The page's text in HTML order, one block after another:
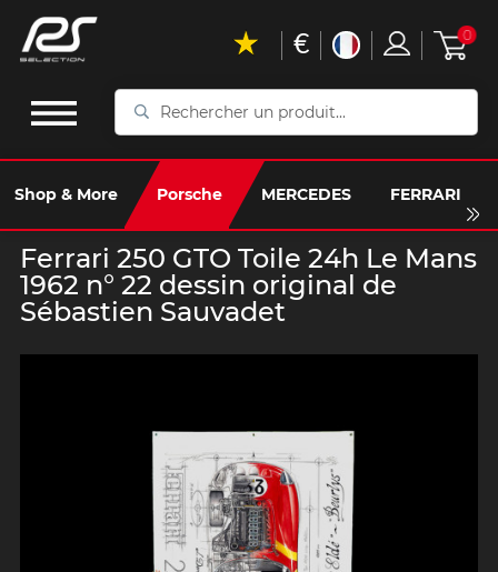
Rechercher
produit...
Shop & More Porsche MERCEDES FERRARI
€ 0
Ferrari 250 GTO Toile 24h Le Mans
1962 n° 22 dessin original de
Sébastien Sauvadet